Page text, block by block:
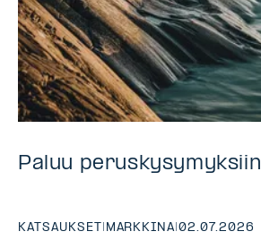
Paluu peruskysymyksiin
KATSAUKSET MARKKINA |02.07.2026